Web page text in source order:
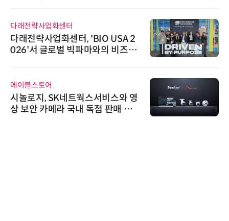
터
화센터, 'BIO USA 2
빅파마와의 비즈니
트웍스서비스와 영
국내 독점 판매 파
와이즈스톤
와이즈스톤, 에
수집 데이터'에
수여
시큐어링크
시큐어링크,
흥원 AI 초격차
정